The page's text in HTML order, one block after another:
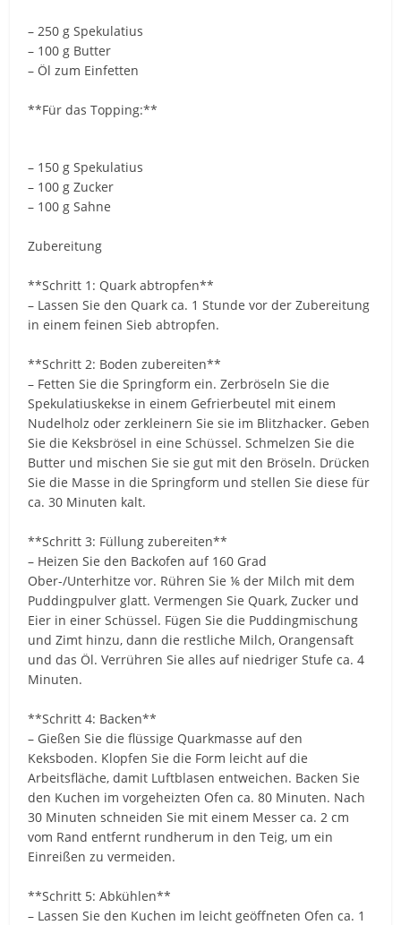
– 250 g Spekulatius
– 100 g Butter
– Öl zum Einfetten
**Für das Topping:**
– 150 g Spekulatius
– 100 g Zucker
– 100 g Sahne
Zubereitung
**Schritt 1: Quark abtropfen**
– Lassen Sie den Quark ca. 1 Stunde vor der Zubereitung
in einem feinen Sieb abtropfen.
**Schritt 2: Boden zubereiten**
– Fetten Sie die Springform ein. Zerbröseln Sie die
Spekulatiuskekse in einem Gefrierbeutel mit einem
Nudelholz oder zerkleinern Sie sie im Blitzhacker. Geben
Sie die Keksbrösel in eine Schüssel. Schmelzen Sie die
Butter und mischen Sie sie gut mit den Bröseln. Drücken
Sie die Masse in die Springform und stellen Sie diese für
ca. 30 Minuten kalt.
**Schritt 3: Füllung zubereiten**
– Heizen Sie den Backofen auf 160 Grad
Ober-/Unterhitze vor. Rühren Sie ⅙ der Milch mit dem
Puddingpulver glatt. Vermengen Sie Quark, Zucker und
Eier in einer Schüssel. Fügen Sie die Puddingmischung
und Zimt hinzu, dann die restliche Milch, Orangensaft
und das Öl. Verrühren Sie alles auf niedriger Stufe ca. 4
Minuten.
**Schritt 4: Backen**
– Gießen Sie die flüssige Quarkmasse auf den
Keksboden. Klopfen Sie die Form leicht auf die
Arbeitsfläche, damit Luftblasen entweichen. Backen Sie
den Kuchen im vorgeheizten Ofen ca. 80 Minuten. Nach
30 Minuten schneiden Sie mit einem Messer ca. 2 cm
vom Rand entfernt rundherum in den Teig, um ein
Einreißen zu vermeiden.
**Schritt 5: Abkühlen**
– Lassen Sie den Kuchen im leicht geöffneten Ofen ca. 1